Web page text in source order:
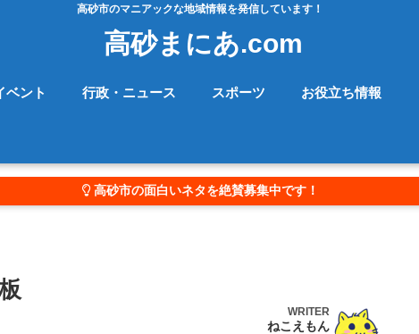
高砂市のマニアックな地域情報を発信しています！
高砂まにあ.com
ベント 行政・ニュース スポーツ お役立ち情報
高砂市の面白いネタを絶賛募集中です！
WRITER
ねこえもん